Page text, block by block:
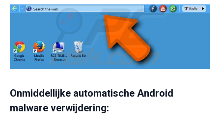
Onmiddellijke automatische Android
malware verwijdering: